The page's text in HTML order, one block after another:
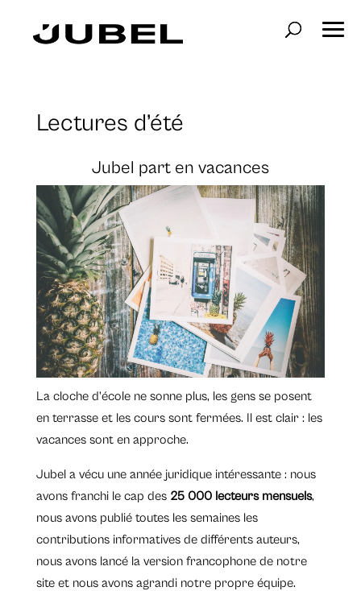
Lectures d’été
Jubel part en vacances
La cloche d’école ne sonne plus, les gens se posent
en terrasse et les cours sont fermées. Il est clair : les
vacances sont en approche.
Jubel a vécu une année juridique intéressante : nous
avons franchi le cap des 25 000 lecteurs mensuels,
nous avons publié toutes les semaines les
contributions informatives de différents auteurs,
nous avons lancé la version francophone de notre
site et nous avons agrandi notre propre équipe.